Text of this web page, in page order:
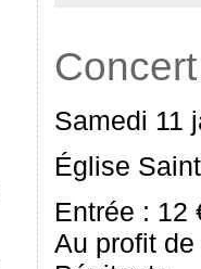
Samedi 11
Église
Entrée : 12
Au profit